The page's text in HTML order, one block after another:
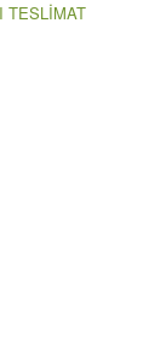
TESLİMAT